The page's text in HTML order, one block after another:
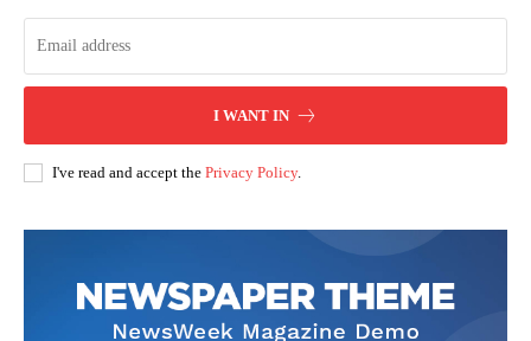
I WANT IN
I've read and accept the Privacy Policy.